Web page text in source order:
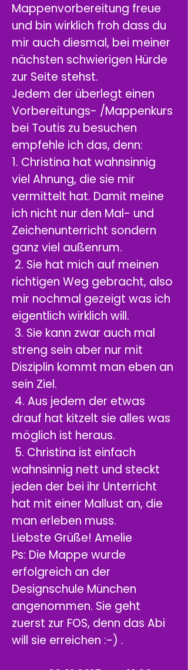
Mappenvorbereitung freue
und bin wirklich froh dass du
mir auch diesmal, bei meiner
nächsten schwierigen Hürde
zur Seite stehst.
Jedem der überlegt einen
Vorbereitungs- /Mappenkurs
bei Toutis zu besuchen
empfehle ich das, denn:
1. Christina hat wahnsinnig
viel Ahnung, die sie mir
vermittelt hat. Damit meine
ich nicht nur den Mal- und
Zeichenunterricht sondern
ganz viel außenrum.
2. Sie hat mich auf meinen
richtigen Weg gebracht, also
mir nochmal gezeigt was ich
eigentlich wirklich will.
3. Sie kann zwar auch mal
streng sein aber nur mit
Disziplin kommt man eben an
sein Ziel.
4. Aus jedem der etwas
drauf hat kitzelt sie alles was
möglich ist heraus.
5. Christina ist einfach
wahnsinnig nett und steckt
jeden der bei ihr Unterricht
hat mit einer Mallust an, die
man erleben muss.
Liebste Grüße! Amelie
Ps: Die Mappe wurde
erfolgreich an der
Designschule München
angenommen. Sie geht
zuerst zur FOS, denn das Abi
will sie erreichen :-) .